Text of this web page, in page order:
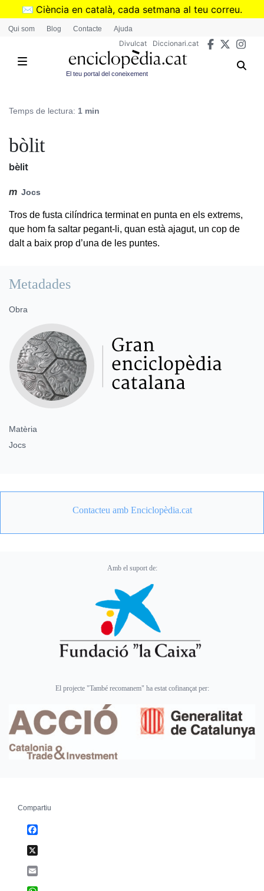
Vés
✉️ Ciència en català, cada setmana al teu correu.
➜Subscriu-te al butlletí de Divulcat
Qui som Blog Contacte Ajuda
Divulcat Diccionari.cat
El teu portal del coneixement
Temps de lectura: 1 min
bòlit
bèlit
m Jocs
Tros de fusta cilíndrica terminat en punta en els extrems,
que hom fa saltar pegant-li, quan està ajagut, un cop de
dalt a baix prop d’una de les puntes.
Metadades
Obra
Matèria
Jocs
Contacteu amb Enciclopèdia.cat
Amb el suport de:
El projecte "També recomanem" ha estat cofinançat per:
Compartiu